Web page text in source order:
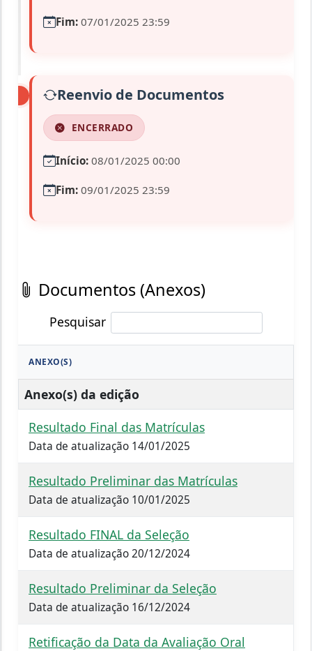
Fim: 07/01/2025 23:59
Reenvio de Documentos
ENCERRADO
Início: 08/01/2025 00:00
Fim: 09/01/2025 23:59
Documentos (Anexos)
Pesquisar
ANEXO(S)
Anexo(s) da edição
Resultado Final das Matrículas
Data de atualização 14/01/2025
Resultado Preliminar das Matrículas
Data de atualização 10/01/2025
Resultado FINAL da Seleção
Data de atualização 20/12/2024
Resultado Preliminar da Seleção
Data de atualização 16/12/2024
Retificação da Data da Avaliação Oral